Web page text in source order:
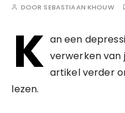
DOOR SEBASTIAAN KHOUW
K an een
verwerken van
artikel verder
lezen.